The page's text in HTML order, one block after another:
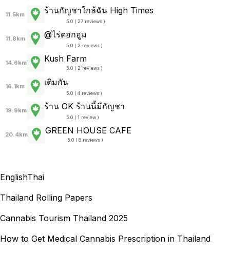
11.5km ร้านกัญชาใกล้ฉัน High Times
5.0 ( 27 reviews )
11.8km @ไร่ดอกอูม
5.0 ( 2 reviews )
14.6km Kush Farm
5.0 ( 2 reviews )
16.1km เติมกัน
5.0 ( 4 reviews )
19.9km ร้าน OK ร้านนี้มีกัญชา
5.0 ( 1 review )
20.4km GREEN HOUSE CAFE
5.0 ( 8 reviews )
EnglishThai
Thailand Rolling Papers
Cannabis Tourism Thailand 2025
How to Get Medical Cannabis Prescription in Thailand